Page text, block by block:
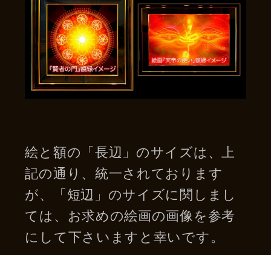
絵と額の「長辺」のサイズは、上
記の通り、統一されております
が、「短辺」のサイズに関しまし
ては、お求めの絵画の画像を参考
にして下さいますと幸いです。